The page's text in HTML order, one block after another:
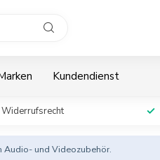
Kundendienst
Audio- und Videozubehör.